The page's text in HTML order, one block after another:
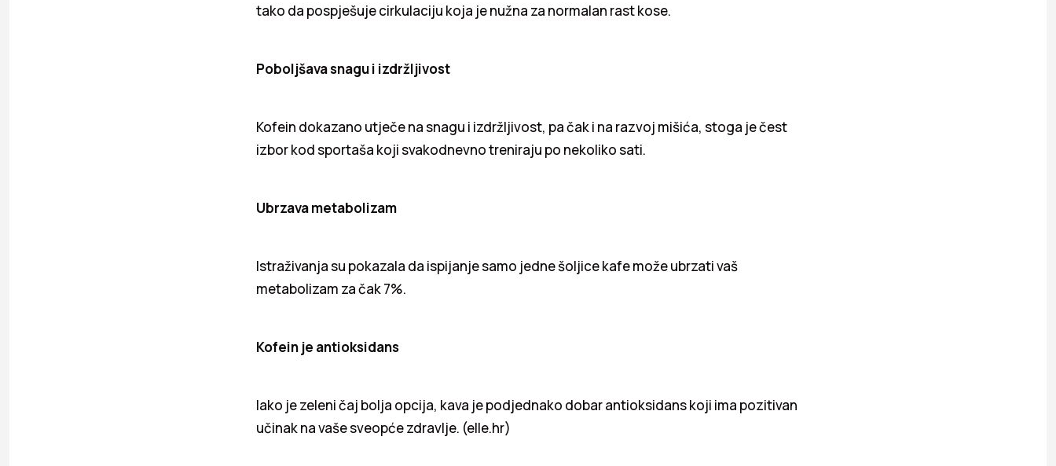
tako da pospješuje cirkulaciju koja je nužna za normalan rast kose.
Poboljšava snagu i izdržljivost
Kofein dokazano utječe na snagu i izdržljivost, pa čak i na razvoj mišića, stoga je čest
izbor kod sportaša koji svakodnevno treniraju po nekoliko sati.
Ubrzava metabolizam
Istraživanja su pokazala da ispijanje samo jedne šoljice kafe može ubrzati vaš
metabolizam za čak 7%.
Kofein je antioksidans
Iako je zeleni čaj bolja opcija, kava je podjednako dobar antioksidans koji ima pozitivan
učinak na vaše sveopće zdravlje. (elle.hr)